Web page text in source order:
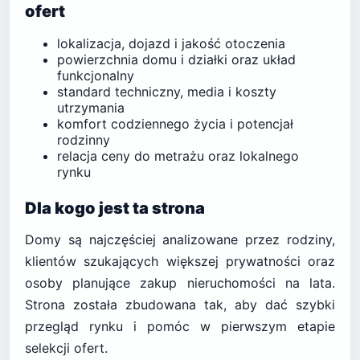
ofert
lokalizacja, dojazd i jakość otoczenia
powierzchnia domu i działki oraz układ
funkcjonalny
standard techniczny, media i koszty
utrzymania
komfort codziennego życia i potencjał
rodzinny
relacja ceny do metrażu oraz lokalnego
rynku
Dla kogo jest ta strona
Domy są najczęściej analizowane przez rodziny,
klientów szukających większej prywatności oraz
osoby planujące zakup nieruchomości na lata.
Strona została zbudowana tak, aby dać szybki
przegląd rynku i pomóc w pierwszym etapie
selekcji ofert.